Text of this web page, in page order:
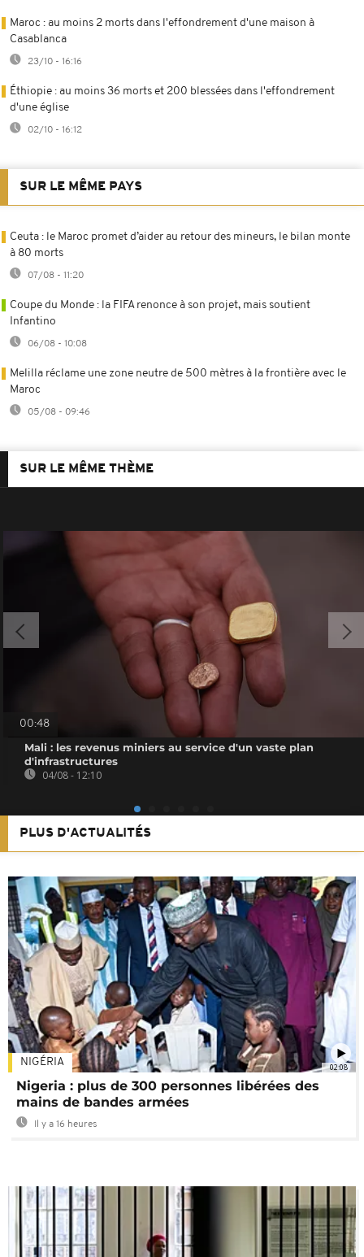
Maroc : au moins 2 morts dans l'effondrement d'une maison à
Casablanca
23/10 - 16:16
Éthiopie : au moins 36 morts et 200 blessées dans l'effondrement
d'une église
02/10 - 16:12
SUR LE MÊME PAYS
Ceuta : le Maroc promet d’aider au retour des mineurs, le bilan monte
à 80 morts
07/08 - 11:20
Coupe du Monde : la FIFA renonce à son projet, mais soutient
Infantino
06/08 - 10:08
Melilla réclame une zone neutre de 500 mètres à la frontière avec le
Maroc
05/08 - 09:46
SUR LE MÊME THÈME
00:48
Mali : les revenus miniers au service d'un vaste plan
d'infrastructures
04/08 - 12:10
PLUS D'ACTUALITÉS
02:08
NIGÉRIA
Nigeria : plus de 300 personnes libérées des
mains de bandes armées
Il y a 16 heures